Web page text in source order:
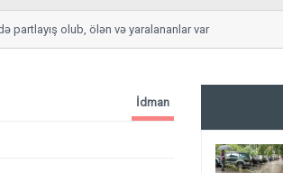
olub, ölən və yaralananlar var
İdman